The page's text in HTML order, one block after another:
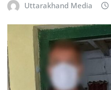
Uttarakhand Media